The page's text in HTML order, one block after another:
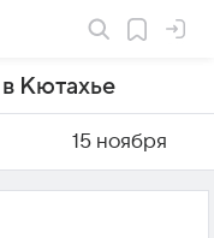
Кютахье
15 ноября